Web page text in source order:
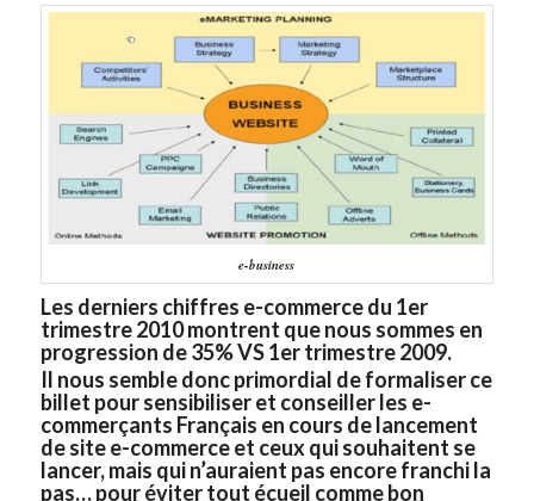
e-business
Les derniers chiffres e-commerce du 1er
trimestre 2010 montrent que nous sommes en
progression de 35% VS 1er trimestre 2009.
Il nous semble donc primordial de formaliser ce
billet pour sensibiliser et conseiller les e-
commerçants Français en cours de lancement
de site e-commerce et ceux qui souhaitent se
lancer, mais qui n’auraient pas encore franchi la
pas… pour éviter tout écueil comme bon